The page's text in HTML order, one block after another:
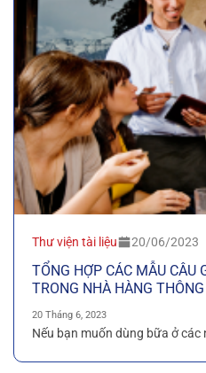
Thư viện tài liệu 20/06/2023
TỔNG HỢP CÁC MẪU CÂU
TRONG NHÀ HÀNG
20 Tháng 6, 2023
Nếu bạn muốn dùng bữa ở các